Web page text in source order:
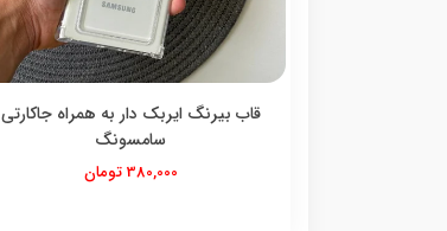
قاب بیرنگ ایربک دار به همراه جاکارتی
سامسونگ
380,000 تومان